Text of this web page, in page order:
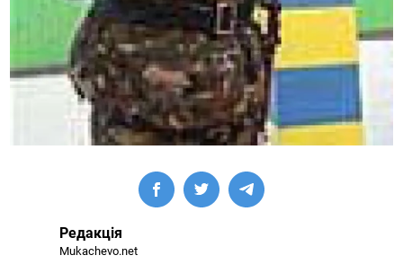
Редакція
Mukachevo.net